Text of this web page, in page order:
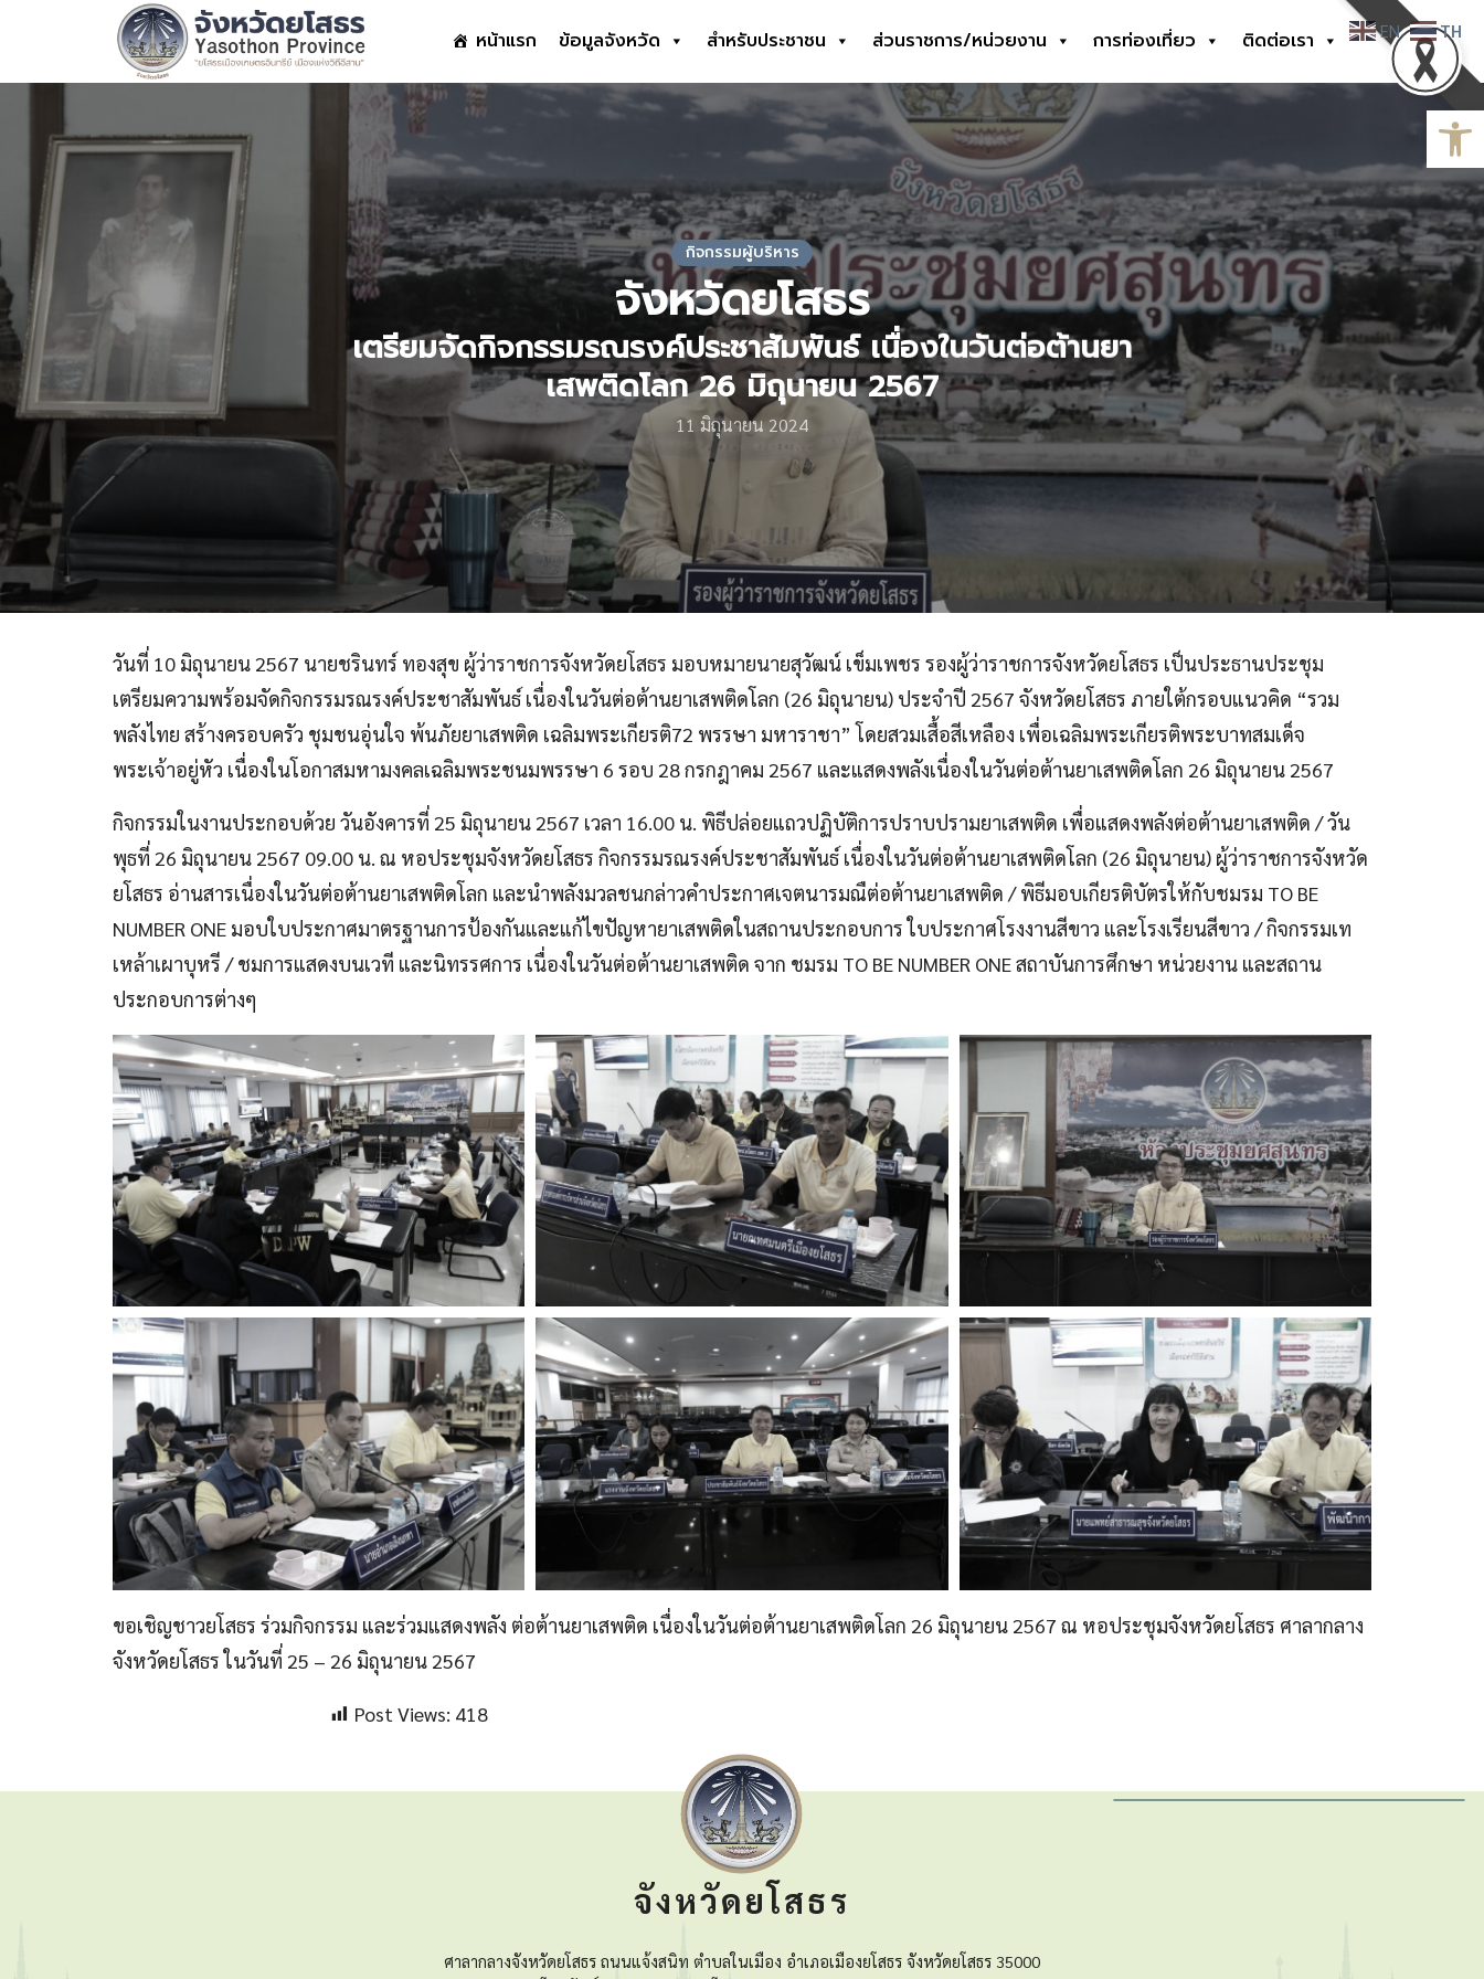
หน้าแรก ข้อมูลจังหวัด สำหรับประชาชน ส่วนราชการ/หน่วยงาน การท่องเที่ยว
ติดต่อเรา
Search
for:
กิจกรรมผู้บริหาร
จังหวัดยโสธร
เตรียมจัดกิจกรรมรณรงค์ประชาสัมพันธ์ เนื่องในวันต่อต้านยา
เสพติดโลก 26 มิถุนายน 2567
11 มิถุนายน 2024
วันที่ 10 มิถุนายน 2567 นายชรินทร์ ทองสุข ผู้ว่าราชการจังหวัดยโสธร มอบหมายนายสุวัฒน์ เข็มเพชร รองผู้ว่าราชการจังหวัดยโสธร เป็นประธานประชุม
เตรียมความพร้อมจัดกิจกรรมรณรงค์ประชาสัมพันธ์ เนื่องในวันต่อต้านยาเสพติดโลก (26 มิถุนายน) ประจำปี 2567 จังหวัดยโสธร ภายใต้กรอบแนวคิด “รวม
พลังไทย สร้างครอบครัว ชุมชนอุ่นใจ พ้นภัยยาเสพติด เฉลิมพระเกียรติ72 พรรษา มหาราชา” โดยสวมเสื้อสีเหลือง เพื่อเฉลิมพระเกียรติพระบาทสมเด็จ
พระเจ้าอยู่หัว เนื่องในโอกาสมหามงคลเฉลิมพระชนมพรรษา 6 รอบ 28 กรกฎาคม 2567 และแสดงพลังเนื่องในวันต่อต้านยาเสพติดโลก 26 มิถุนายน 2567
กิจกรรมในงานประกอบด้วย วันอังคารที่ 25 มิถุนายน 2567 เวลา 16.00 น. พิธีปล่อยแถวปฏิบัติการปราบปรามยาเสพติด เพื่อแสดงพลังต่อต้านยาเสพติด / วัน
พุธที่ 26 มิถุนายน 2567 09.00 น. ณ หอประชุมจังหวัดยโสธร กิจกรรมรณรงค์ประชาสัมพันธ์ เนื่องในวันต่อต้านยาเสพติดโลก (26 มิถุนายน) ผู้ว่าราชการจังหวัด
ยโสธร อ่านสารเนื่องในวันต่อต้านยาเสพติดโลก และนำพลังมวลชนกล่าวคำประกาศเจตนารมณืต่อต้านยาเสพติด / พิธีมอบเกียรติบัตรให้กับชมรม TO BE
NUMBER ONE มอบใบประกาศมาตรฐานการป้องกันและแก้ไขปัญหายาเสพติดในสถานประกอบการ ใบประกาศโรงงานสีขาว และโรงเรียนสีขาว / กิจกรรมเท
เหล้าเผาบุหรี / ชมการแสดงบนเวที และนิทรรศการ เนื่องในวันต่อต้านยาเสพติด จาก ชมรม TO BE NUMBER ONE สถาบันการศึกษา หน่วยงาน และสถาน
ประกอบการต่างๆ
ขอเชิญชาวยโสธร ร่วมกิจกรรม และร่วมแสดงพลัง ต่อต้านยาเสพติด เนื่องในวันต่อต้านยาเสพติดโลก 26 มิถุนายน 2567 ณ หอประชุมจังหวัดยโสธร ศาลากลาง
จังหวัดยโสธร ในวันที่ 25 – 26 มิถุนายน 2567
Post Views: 418
จังหวัดยโสธร
ศาลากลางจังหวัดยโสธร ถนนแจ้งสนิท ตำบลในเมือง อำเภอเมืองยโสธร จังหวัดยโสธร 35000
EN TH